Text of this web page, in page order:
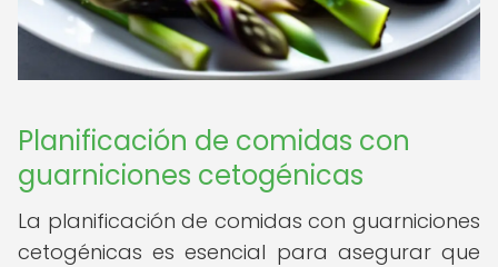
Planificación de comidas con
guarniciones cetogénicas
La planificación de comidas con guarniciones
cetogénicas es esencial para asegurar que